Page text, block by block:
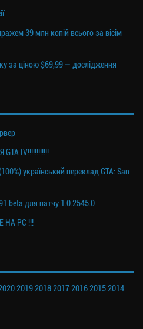
39 млн копій всього за вісім
за ціною $69,99 — дослідження
IV!!!!!!!!!!!!
український переклад GTA: San
beta для патчу 1.0.2545.0
НА PC !!!
201920182017201620152014